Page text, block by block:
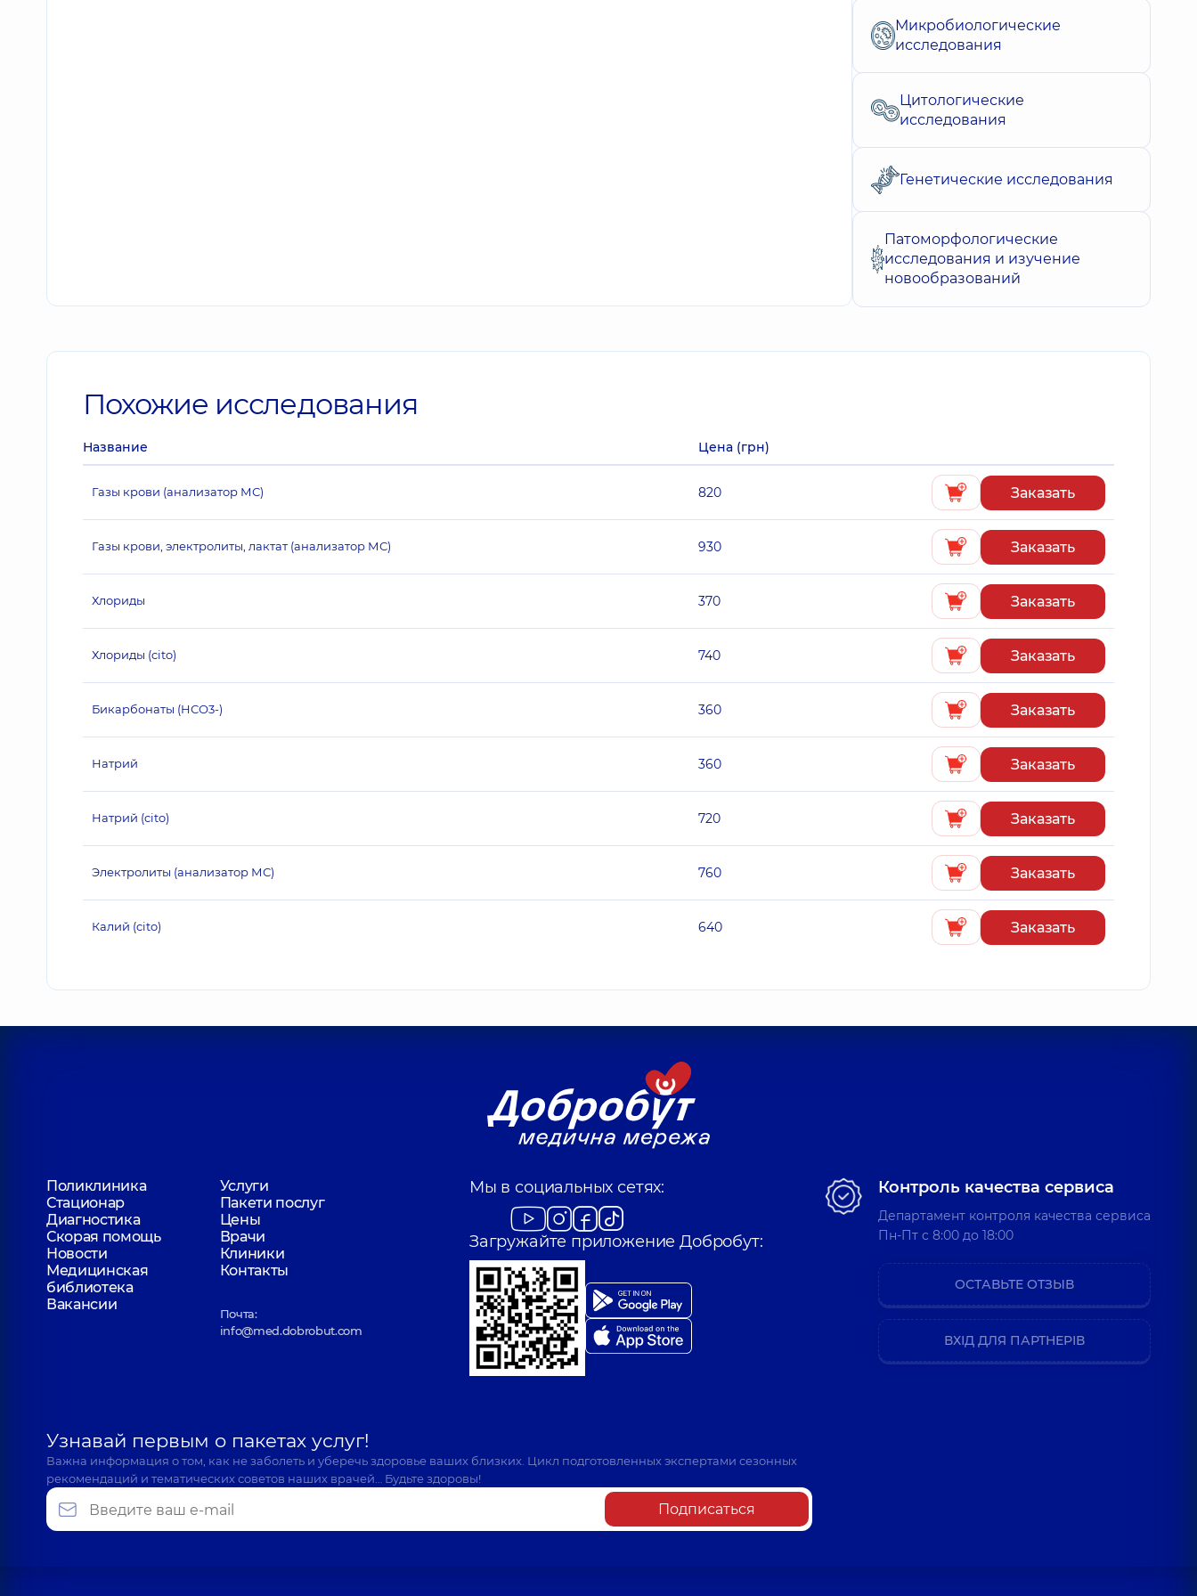
Микробиологические
исследования
Цитологические
исследования
Генетические исследования
Патоморфологические
исследования и изучение
новообразований
Похожие исследования
Название Цена (грн)
Газы крови (анализатор МС) 820 Заказать
Газы крови, электролиты, лактат (анализатор МС) 930 Заказать
Хлориды 370 Заказать
Хлориды (cito) 740 Заказать
Бикарбонаты (HСО3-) 360 Заказать
Натрий 360 Заказать
Натрий (cito) 720 Заказать
Электролиты (анализатор МС) 760 Заказать
Калий (cito) 640 Заказать
Поликлиника
Услуги
Стационар
Пакети послуг
Диагностика
Цены
Скорая помощь
Врачи
Новости
Клиники
Медицинская
библиотека
Контакты
Вакансии
Почта:
info@med.dobrobut.com
Мы в социальных сетях:
Загружайте приложение Добробут:
Узнавай первым о пакетах услуг!
Важна информация о том, как не заболеть и уберечь здоровье ваших близких. Цикл подготовленных экспертами сезонных
рекомендаций и тематических советов наших врачей… Будьте здоровы!
Подписаться
Контроль качества сервиса
Департамент контроля качества сервиса
Пн-Пт c 8:00 до 18:00
ОСТАВЬТЕ ОТЗЫВ
ВХІД ДЛЯ ПАРТНЕРІВ